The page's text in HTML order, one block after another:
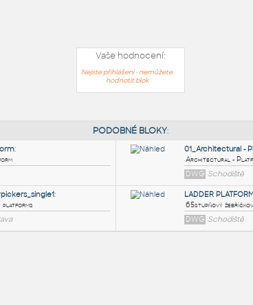
Vaše hodnocení:
Nejste přihlášeni - nemůžete
hodnotit blok